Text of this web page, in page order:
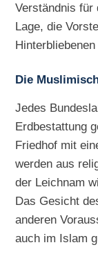
Verständnis für
Lage, die
Die
Jedes
Erdbestattung
Friedhof mit
werden aus
der Leichnam
Das Gesicht
anderen
auch im Islam